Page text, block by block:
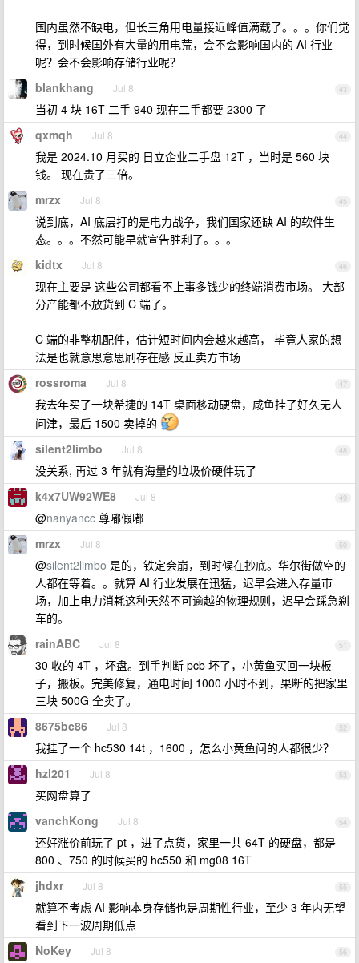
国内虽然不缺电，但长三角用电量接近峰值满载了。。。你们觉
得，到时候国外有大量的用电荒，会不会影响国内的 AI 行业
呢？会不会影响存储行业呢？
43
blankhang Jul 8
当初 4 块 16T 二手 940 现在二手都要 2300 了
44
qxmqh Jul 8
我是 2024.10 月买的 日立企业二手盘 12T ，当时是 560 块
钱。 现在贵了三倍。
45
mrzx Jul 8
说到底，AI 底层打的是电力战争，我们国家还缺 AI 的软件生
态。。。不然可能早就宣告胜利了。。。
46
kidtx Jul 8
现在主要是 这些公司都看不上事多钱少的终端消费市场。 大部
分产能都不放货到 C 端了。
C 端的非整机配件，估计短时间内会越来越高， 毕竟人家的想
法是也就意思意思刷存在感 反正卖方市场
47
rossroma Jul 8
我去年买了一块希捷的 14T 桌面移动硬盘，咸鱼挂了好久无人
问津，最后 1500 卖掉的
48
silent2limbo Jul 8
没关系, 再过 3 年就有海量的垃圾价硬件玩了
49
k4x7UW92WE8 Jul 8
@nanyancc 尊嘟假嘟
50
mrzx Jul 8
@silent2limbo 是的，铁定会崩，到时候在抄底。华尔街做空的
人都在等着。。就算 AI 行业发展在迅猛，迟早会进入存量市
场，加上电力消耗这种天然不可逾越的物理规则，迟早会踩急刹
车的。
51
rainABC Jul 8
30 收的 4T ，坏盘。到手判断 pcb 坏了，小黄鱼买回一块板
子，搬板。完美修复，通电时间 1000 小时不到，果断的把家里
三块 500G 全卖了。
52
8675bc86 Jul 8
我挂了一个 hc530 14t ，1600 ，怎么小黄鱼问的人都很少？
53
hzl201 Jul 8
买网盘算了
54
vanchKong Jul 8
还好涨价前玩了 pt ，进了点货，家里一共 64T 的硬盘，都是
800 、750 的时候买的 hc550 和 mg08 16T
55
jhdxr Jul 8
就算不考虑 AI 影响本身存储也是周期性行业，至少 3 年内无望
看到下一波周期低点
56
NoKey Jul 8